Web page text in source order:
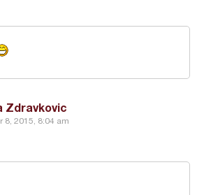
Zdravkovic
8, 2015, 8:04 am